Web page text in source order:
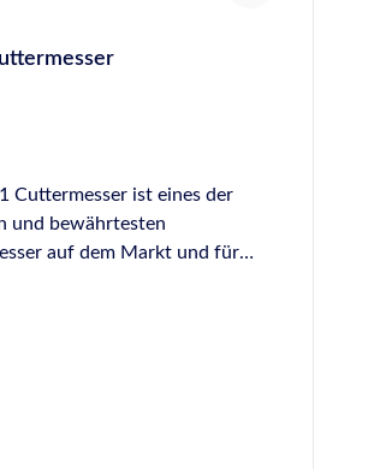
Cuttermesser ist eines der
und bewährtesten
auf dem Markt und für
stufenlos und sicher
sieben